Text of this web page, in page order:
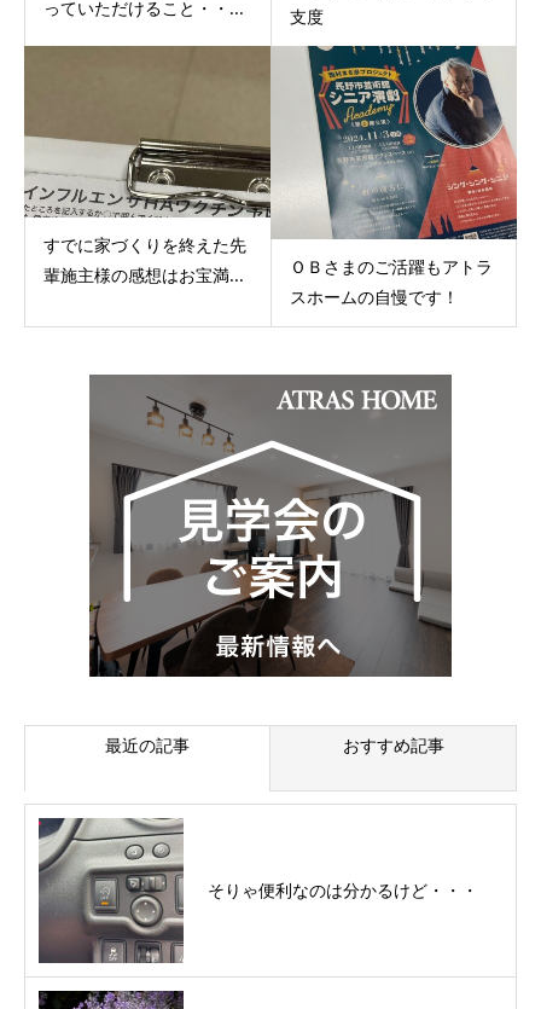
っていただけること・・...
支度
すでに家づくりを終えた先
輩施主様の感想はお宝満...
ＯＢさまのご活躍もアトラ
スホームの自慢です！
最近の記事 おすすめ記事
そりゃ便利なのは分かるけど・・・